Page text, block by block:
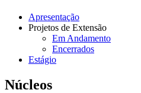
Apresentação
Projetos de Extensão
Em Andamento
Encerrados
Estágio
Núcleos